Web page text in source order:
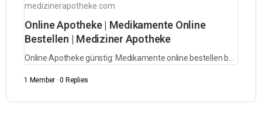
medizinerapotheke.com
Online Apotheke | Medikamente Online
Bestellen | Mediziner Apotheke
1 Member · 0 Replies